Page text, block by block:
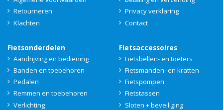
Retourneren
Privacy verklaring
Klachten
Contact
Fietsonderdelen
Aandrijving en bediening
Banden en toebehoren
Pedalen
Remmen en toebehoren
Verlichting
Fietsaccessoires
Fietsbellen- en toeters
Fietsmanden- en kratten
Fietspompen
Fietstassen
Sloten + beveiliging